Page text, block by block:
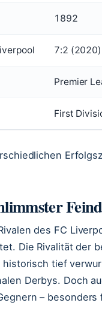
1892
7:2 (2020)
Premier
First
des FC
Die Rivalität der
tief
Derbys. Doch
– besonders